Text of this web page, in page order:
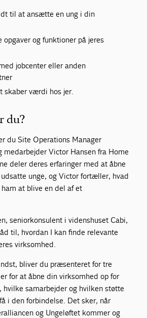
til at ansætte en ung i din
opgaver og funktioner på jeres
jobcenter eller anden
skaber værdi hos jer.
du?
du Site Operations Manager
medarbejder Victor Hansen fra Home
deler deres erfaringer med at åbne
unge, og Victor fortæller, hvad
at blive en del af et
seniorkonsulent i videnshuset Cabi,
til, hvordan I kan finde relevante
virksomhed.
bliver du præsenteret for tre
for at åbne din virksomhed op for
hvilke samarbejder og hvilken støtte
i den forbindelse. Det sker, når
og Ungeløftet kommer og